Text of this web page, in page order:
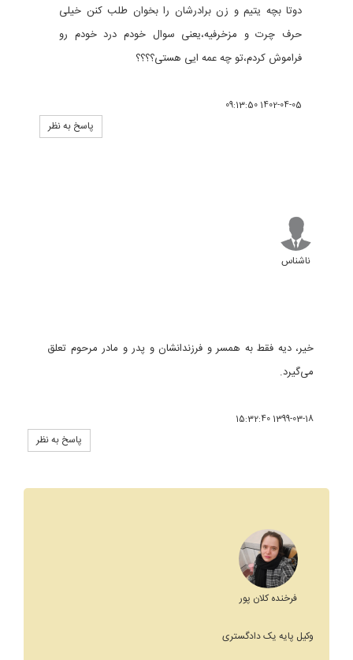
دوتا بچه یتیم و زن برادرشان را بخوان طلب کنن خیلی
حرف چرت و مزخرفیه،یعنی سوال خودم درد خودم رو
فراموش کردم،تو چه عمه ایی هستی؟؟؟؟
1402-04-05 09:13:50
پاسخ به نظر
ناشناس
خیر، دیه فقط به همسر و فرزندانشان و پدر و مادر مرحوم تعلق
می‌گیرد.
1399-03-18 15:32:40
پاسخ به نظر
فرخنده کلان پور
وکیل پایه یک دادگستری